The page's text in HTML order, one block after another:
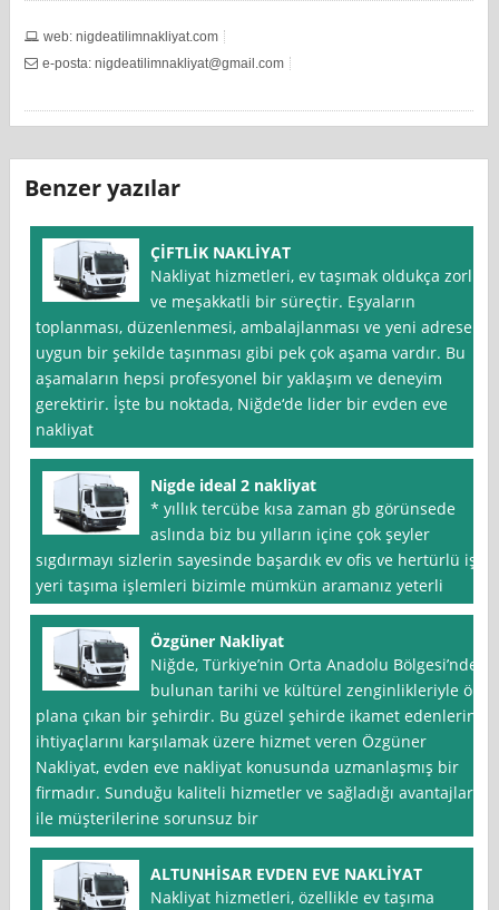
web: nigdeatilimnakliyat.com
e-posta:nigdeatilimnakliyat@gmail.com
Benzer yazılar
ÇİFTLİK NAKLİYAT
Nakliyat hizmetleri, ev taşımak oldukça zorlu
ve meşakkatli bir süreçtir. Eşyaların
toplanması, düzenlenmesi, ambalajlanması ve yeni adrese
uygun bir şekilde taşınması gibi pek çok aşama vardır. Bu
aşamaların hepsi profesyonel bir yaklaşım ve deneyim
gerektirir. İşte bu noktada, Niğde‘de lider bir evden eve
nakliyat
Nigde ideal 2 nakliyat
* yıllık tercübe kısa zaman gb görünsede
aslında biz bu yılların içine çok şeyler
sıgdırmayı sizlerin sayesinde başardık ev ofis ve hertürlü iş
yeri taşıma işlemleri bizimle mümkün aramanız yeterli
Özgüner Nakliyat
Niğde, Türkiye’nin Orta Anadolu Bölgesi’nde
bulunan tarihi ve kültürel zenginlikleriyle ön
plana çıkan bir şehirdir. Bu güzel şehirde ikamet edenlerin
ihtiyaçlarını karşılamak üzere hizmet veren Özgüner
Nakliyat, evden eve nakliyat konusunda uzmanlaşmış bir
firmadır. Sunduğu kaliteli hizmetler ve sağladığı avantajlar
ile müşterilerine sorunsuz bir
ALTUNHİSAR EVDEN EVE NAKLİYAT
Nakliyat hizmetleri, özellikle ev taşıma